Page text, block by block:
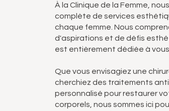
À la Clinique de la Femme,
complète de services
chaque femme. Nous
d'aspirations et de défis
est entièrement dédiée à
Que vous envisagiez une
cherchiez des traitements
personnalisé pour restaurer
corporels, nous sommes ici